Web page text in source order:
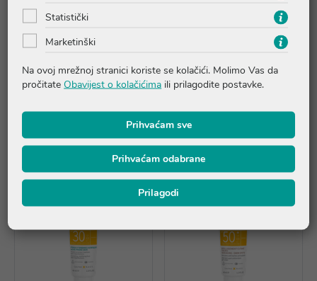
MINERAL Fluide SPF50+
17,49 €
Dodaj u košaricu
SPF50+
19,95 €
Dodaj u košaricu
Statistički
Marketinški
Na ovoj mrežnoj stranici koriste se kolačići. Molimo Vas da
pročitate Obavijest o kolačićima ili prilagodite postavke.
Prihvaćam sve
Prihvaćam odabrane
Prilagodi